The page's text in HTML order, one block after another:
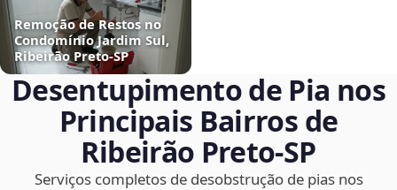
Remoção de Restos no
Condomínio Jardim Sul,
Ribeirão Preto‑SP
Desentupimento de Pia nos
Principais Bairros de
Ribeirão Preto‑SP
Serviços completos de desobstrução de pias nos